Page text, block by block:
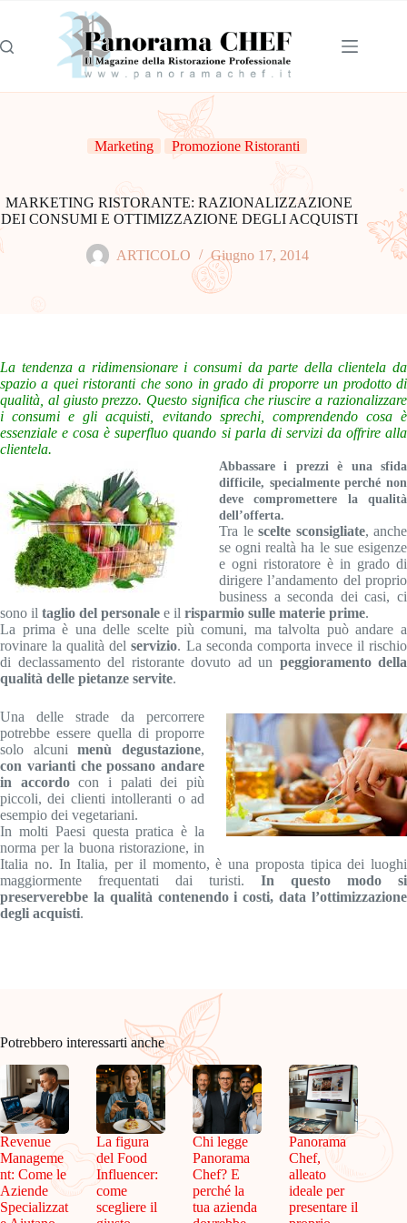
Marketing Promozione Ristoranti
MARKETING RISTORANTE: RAZIONALIZZAZIONE
DEI CONSUMI E OTTIMIZZAZIONE DEGLI ACQUISTI
ARTICOLO Giugno 17, 2014
La tendenza a ridimensionare i consumi da parte della clientela da
spazio a quei ristoranti che sono in grado di proporre un prodotto di
qualità, al giusto prezzo. Questo significa che riuscire a razionalizzare
i consumi e gli acquisti, evitando sprechi, comprendendo cosa è
essenziale e cosa è superfluo quando si parla di servizi da offrire alla
clientela.
Abbassare i prezzi è una sfida
difficile, specialmente perché non
deve compromettere la qualità
dell’offerta.
Tra le scelte sconsigliate, anche
se ogni realtà ha le sue esigenze
e ogni ristoratore è in grado di
dirigere l’andamento del proprio
business a seconda dei casi, ci
sono il taglio del personale e il risparmio sulle materie prime.
La prima è una delle scelte più comuni, ma talvolta può andare a
rovinare la qualità delservizio. La seconda comporta invece il rischio
di declassamento del ristorante dovuto ad un peggioramento della
qualità delle pietanze servite.
Una delle strade da percorrere
potrebbe essere quella di proporre
solo alcunimenù degustazione,
con varianti che possano andare
in accordocon i palati dei più
piccoli, dei clienti intolleranti o ad
esempio dei vegetariani.
In molti Paesi questa pratica è la
norma per la buona ristorazione, in
Italia no. In Italia, per il momento, è una proposta tipica dei luoghi
maggiormente frequentati dai turisti. In questo modo si
preserverebbe la qualità contenendo i costi, data l’ottimizzazione
degli acquisti.
Potrebbero interessarti anche
Revenue
Manageme
nt: Come le
Aziende
Specializzat
La figura
del Food
Influencer:
come
scegliere il
Chi legge
Panorama
Chef? E
perché la
tua azienda
Panorama
Chef,
alleato
ideale per
presentare il